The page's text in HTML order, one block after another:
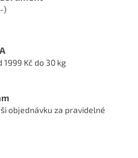
)
Kč do 30 kg
objednávku za pravidelné